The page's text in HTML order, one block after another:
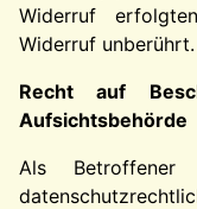
Widerruf
Widerruf unberührt.
Recht auf
Aufsichtsbehörde
Als